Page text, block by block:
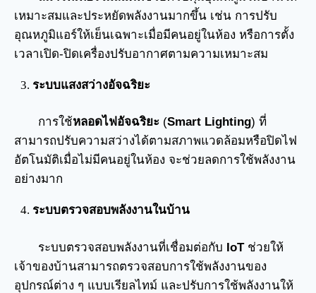
เหมาะสมและประหยัดพลังงานมากขึ้น เช่น การปรับ
อุณหภูมิแอร์ให้เย็นเฉพาะเมื่อมีคนอยู่ในห้อง หรือการตั้ง
เวลาเปิด-ปิดเครื่องปรับอากาศตามความเหมาะสม
ระบบแสงสว่างอัจฉริยะ
การใช้หลอดไฟอัจฉริยะ (Smart Lighting) ที่
สามารถปรับความสว่างได้ตามสภาพแวดล้อมหรือปิดไฟ
อัตโนมัติเมื่อไม่มีคนอยู่ในห้อง จะช่วยลดการใช้พลังงาน
อย่างมาก
ระบบตรวจสอบพลังงานในบ้าน
ระบบตรวจสอบพลังงานที่เชื่อมต่อกับ IoTช่วยให้
เจ้าของบ้านสามารถตรวจสอบการใช้พลังงานของ
อุปกรณ์ต่าง ๆ แบบเรียลไทม์ และปรับการใช้พลังงานให้